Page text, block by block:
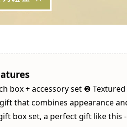
box + accessory set ❷
that combines appearance
box set, a perfect gift like this -